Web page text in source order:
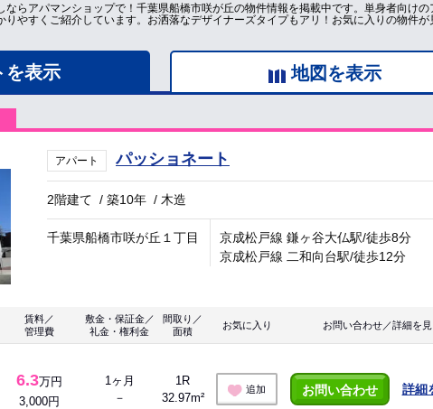
ならアパマンショップで！千葉県船橋市咲が丘の物件情報を掲載中です。単身者向け
りやすくご紹介しています。お洒落なデザイナーズタイプもアリ！お気に入りの物件
を表示 地図を表示
アパート パッショネート
2階建て /築10年 / 木造
千葉県船橋市咲が丘１丁目
京成松戸線 鎌ヶ谷大仏駅/徒歩8分
京成松戸線 二和向台駅/徒歩12分
賃料／
管理費
敷金・保証金／
礼金・権利金
間取り／
面積
お気に入り お問い合わせ／詳細を見
6.3万円
3,000円
1ヶ月
－
1R
32.97m²
追加 お問い合わせ 詳細